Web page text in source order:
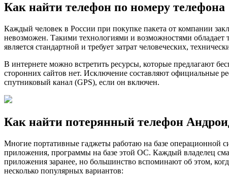
Как найти телефон по номеру телефона
Каждый человек в России при покупке пакета от компании
невозможен. Такими технологиями и возможностями обладает
является стандартной и требует затрат человеческих,
В интернете можно встретить ресурсы, которые предлагают
сторонних сайтов нет. Исключение составляют официальные
спутниковый канал (GPS), если он включен.
Как найти потерянный телефон
Многие портативные гаджеты работаю на базе операционной
приложения, программы на базе этой ОС. Каждый владелец
приложения заранее, но большинство вспоминают об этом,
несколько популярных вариантов: